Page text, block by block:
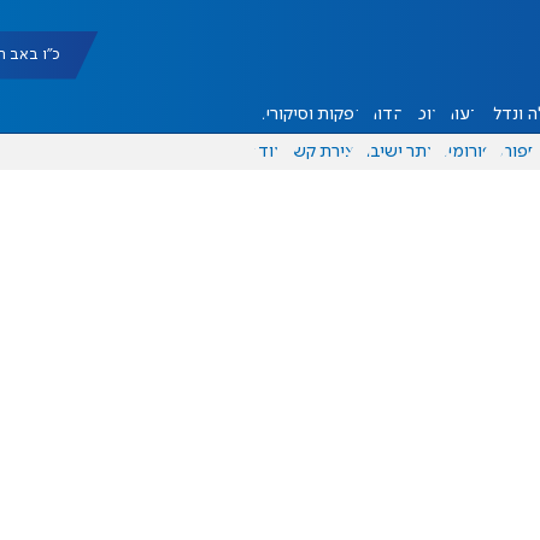
כ"ו באב
ונדל"ן דעות אוכל יהדות הפקות וסיקורים
ספורט פורומים אתר ישיבה יצירת קשר עוד